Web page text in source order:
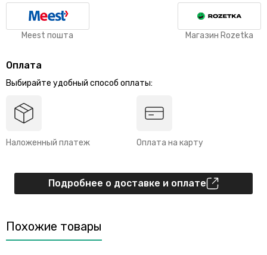
Meest пошта Магазин Rozetka
Оплата
Выбирайте удобный способ оплаты:
Наложенный платеж Оплата на карту
Подробнее о доставке и оплате
Похожие товары